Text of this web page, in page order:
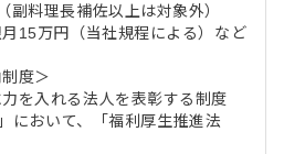
副料理長補佐以上は対象外）
15万円（当社規程による）など
度＞
を入れる法人を表彰する制度
において、「福利厚生推進法